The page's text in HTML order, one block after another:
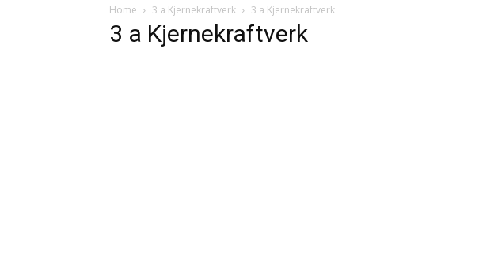
Home 3 a Kjernekraftverk 3 a Kjernekraftverk
3 a Kjernekraftverk